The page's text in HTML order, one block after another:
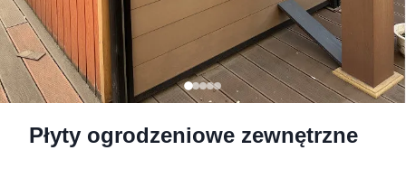
Płyty ogrodzeniowe zewnętrzne